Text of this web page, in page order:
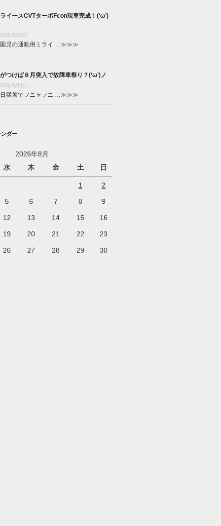
イースCVTターボFcon現車完成！(‘ω’)
年8月2日
児の通勤用ミライ … ≫≫≫
つけば８月突入で故障車祭り？(‘ω’)ノ
年8月1日
猛暑でフニャフニ … ≫≫≫
ダー
2026年8月
水
木 金 土 日
1 2
5 6 7 8 9
12 13 14 15 16
19 20 21 22 23
26 27 28 29 30